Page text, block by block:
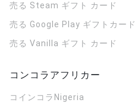
売る Steam ギフト カード
売る Google Play ギフトカード
売る Vanilla ギフト カード
コンコラアフリカー
コインコラ Nigeria